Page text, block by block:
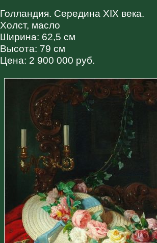
Голландия. Середина XIX века.
Холст, масло
Ширина: 62,5 см
Высота: 79 см
Цена: 2 900 000 руб.